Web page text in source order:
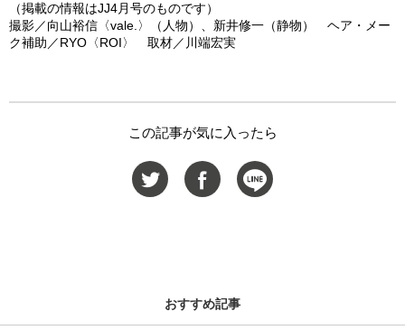
（掲載の情報はJJ4月号のものです）
撮影／向山裕信〈vale.〉（人物）、新井修一（静物） ヘア・メー
ク補助／RYO〈ROI〉 取材／川端宏実
この記事が気に入ったら
おすすめ記事